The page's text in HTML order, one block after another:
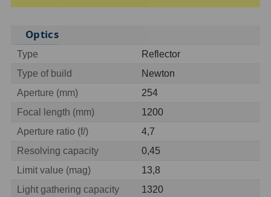
ED a Flat Field
Měřící, s mřížkou
Ostatní 30
Doplňky
Filtry181
Optics
Type
Reflector
Type of build
Newton
Aperture (mm)
254
Focal length (mm)
1200
Aperture ratio (f/)
4,7
Resolving capacity
0,45
Limit value (mag)
13,8
Light gathering capacity
1320